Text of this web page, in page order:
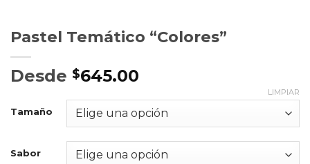
Pastel Temático “Colores”
Desde $645.00
Tamaño
Sabor
LIMPIAR